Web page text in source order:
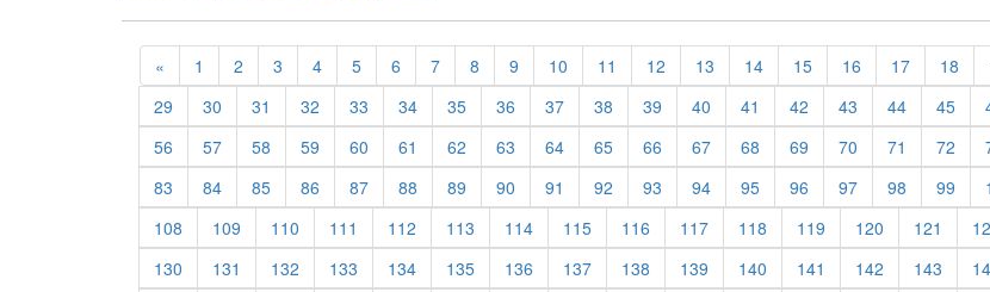
« Previous
1 2 3 4 5 6 7 8 9 10 11 12 13 14 15 16 17 18
29
30 31 32 33 34 35 36 37 38 39 40 41 42 43 44 45
56
57 58 59 60 61 62 63 64 65 66 67 68 69 70 71 72
83
84 85 86 87 88 89 90 91 92 93 94 95 96 97 98 99
108
109 110 111 112 113 114 115 116 117 118 119 120 121
130
131 132 133 134 135 136 137 138 139 140 141 142 143